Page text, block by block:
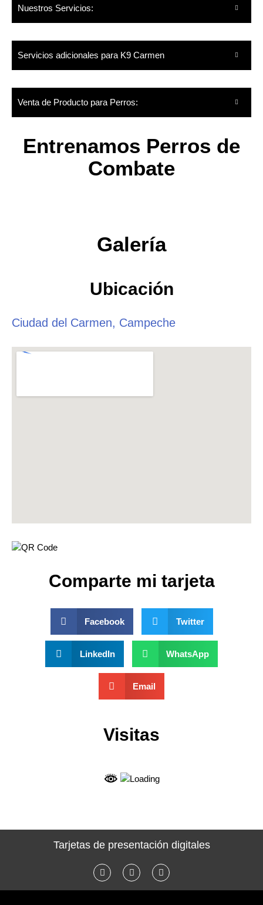
Nuestros Servicios:
Servicios adicionales para K9 Carmen
Venta de Producto para Perros:
Entrenamos Perros de
Combate
Galería
Ubicación
Ciudad del Carmen, Campeche
Comparte mi tarjeta
Facebook Twitter
LinkedIn WhatsApp
Email
Visitas
Tarjetas de presentación digitales